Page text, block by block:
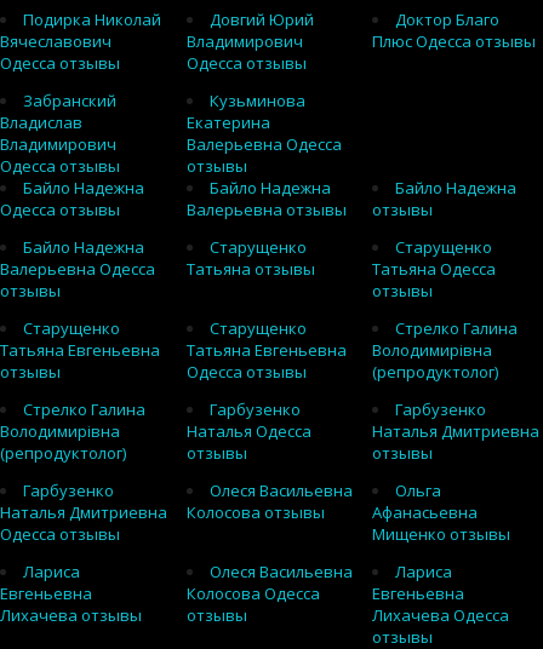
Подирка Николай
Вячеславович
Одесса отзывы
Довгий Юрий
Владимирович
Одесса отзывы
Доктор Благо
Плюс Одесса отзывы
Забранский
Владислав
Владимирович
Одесса отзывы
Кузьминова
Екатерина
Валерьевна Одесса
отзывы
Байло Надежна
Одесса отзывы
Байло Надежна
Валерьевна отзывы
Байло Надежна
отзывы
Байло Надежна
Валерьевна Одесса
отзывы
Старущенко
Татьяна отзывы
Старущенко
Татьяна Одесса
отзывы
Старущенко
Татьяна Евгеньевна
отзывы
Старущенко
Татьяна Евгеньевна
Одесса отзывы
Стрелко Галина
Володимирівна
(репродуктолог)
Стрелко Галина
Володимирівна
(репродуктолог)
Гарбузенко
Наталья Одесса
отзывы
Гарбузенко
Наталья Дмитриевна
отзывы
Гарбузенко
Наталья Дмитриевна
Одесса отзывы
Олеся Васильевна
Колосова отзывы
Ольга
Афанасьевна
Мищенко отзывы
Лариса
Евгеньевна
Лихачева отзывы
Олеся Васильевна
Колосова Одесса
отзывы
Лариса
Евгеньевна
Лихачева Одесса
отзывы